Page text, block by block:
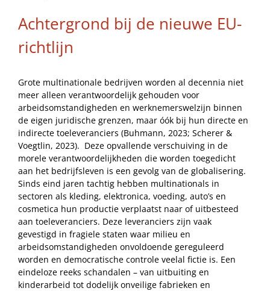
Achtergrond bij de nieuwe EU-
richtlijn
Grote multinationale bedrijven worden al decennia niet
meer alleen verantwoordelijk gehouden voor
arbeidsomstandigheden en werknemerswelzijn binnen
de eigen juridische grenzen, maar óók bij hun directe en
indirecte toeleveranciers (Buhmann, 2023; Scherer &
Voegtlin, 2023). Deze opvallende verschuiving in de
morele verantwoordelijkheden die worden toegedicht
aan het bedrijfsleven is een gevolg van de globalisering.
Sinds eind jaren tachtig hebben multinationals in
sectoren als kleding, elektronica, voeding, auto’s en
cosmetica hun productie verplaatst naar of uitbesteed
aan toeleveranciers. Deze leveranciers zijn vaak
gevestigd in fragiele staten waar milieu en
arbeidsomstandigheden onvoldoende gereguleerd
worden en democratische controle veelal fictie is. Een
eindeloze reeks schandalen – van uitbuiting en
kinderarbeid tot dodelijk onveilige fabrieken en